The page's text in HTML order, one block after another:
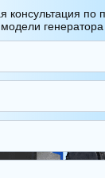
консультация по